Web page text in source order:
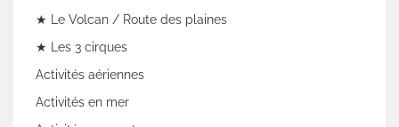
★ Le Volcan / Route des plaines
★ Les 3 cirques
Activités aériennes
Activités en mer